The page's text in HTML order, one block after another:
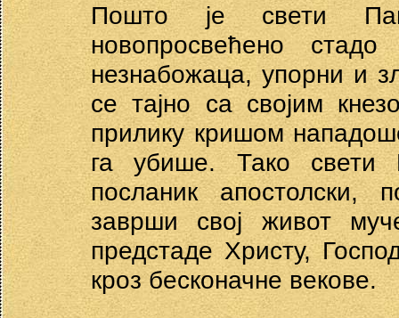
Пошто је свети
новопросвећено
незнабожаца, упорни и
се тајно са својим
прилику кришом
га убише. Тако свети
посланик апостолски,
заврши свој живот
предстаде Христу,
кроз бесконачне векове.